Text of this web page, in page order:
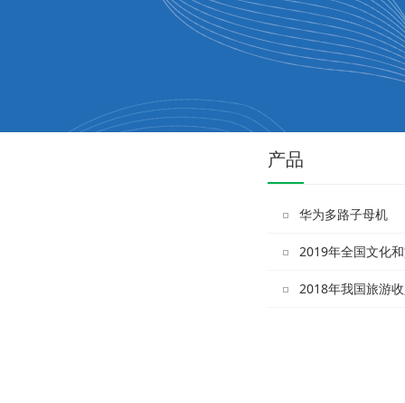
产品
华为多路子母机
2019年全国文化
2018年我国旅游